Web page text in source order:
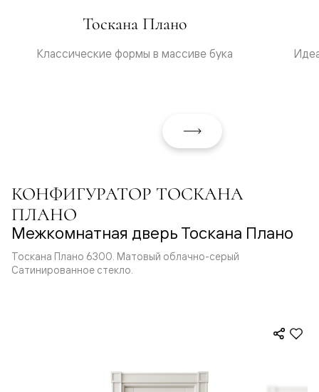
Тоскана Плано
Классические формы в массиве бука
КОНФИГУРАТОР ТОСКАНА
ПЛАНО
Межкомнатная дверь Тоскана Плано
Тоскана Плано 6300. Матовый облачно-серый
Сатинированное стекло.